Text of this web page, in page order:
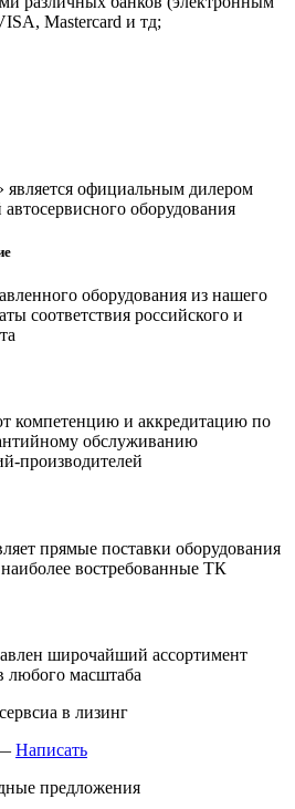
Mastercard и тд;
официальным дилером
оборудования
оборудования из нашего
соответствия российского и
компетенцию и аккредитацию по
обслуживанию
производителей
прямые поставки оборудования
востребованные ТК
широчайший ассортимент
любого масштаба
Написать
предложения